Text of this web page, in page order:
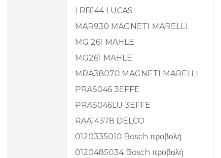
LRB144 LUCAS
MAR930 MAGNETI MARELLI
MG 261 MAHLE
MG261 MAHLE
MRA38070 MAGNETI MARELLI
PRAS046 3EFFE
PRAS046LU 3EFFE
RAA14378 DELCO
0120335010 Bosch προβολή
0120485034 Bosch προβολή